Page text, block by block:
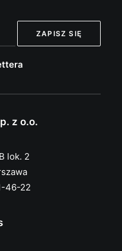
z o.o.
lok. 2
46-22